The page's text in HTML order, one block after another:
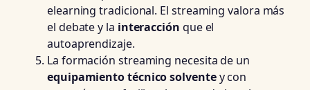
elearning tradicional. El streaming valora más
el debate y la interacción que el
autoaprendizaje.
La formación streaming necesita de un
equipamiento técnico solventey con